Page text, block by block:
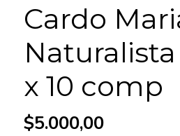
Cardo
x 10 comp
$5.000,00